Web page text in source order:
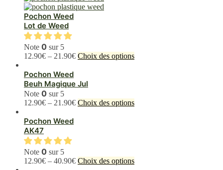
Pochon Weed
Lot de Weed
Note 0 sur 5
12.90€ – 21.90€ Choix des optionsCe
Les
options
page
Pochon Weed
Beuh Magique Jul
Note 0 sur 5
12.90€ – 21.90€ Choix des optionsCe
options
peuvent
Pochon Weed
AK47
Note 0 sur 5
12.90€ – 40.90€ Choix des optionsCe